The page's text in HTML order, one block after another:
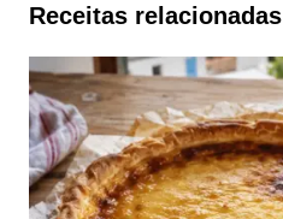
Receitas relacionadas